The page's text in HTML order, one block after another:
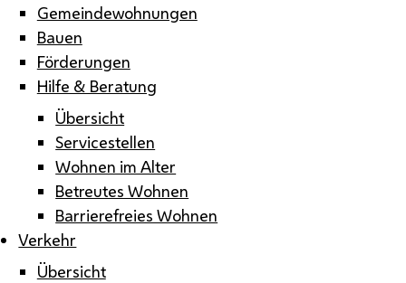
Gemeindewohnungen
Bauen
Förderungen
Hilfe & Beratung
Übersicht
Servicestellen
Wohnen im Alter
Betreutes Wohnen
Barrierefreies Wohnen
Verkehr
Übersicht